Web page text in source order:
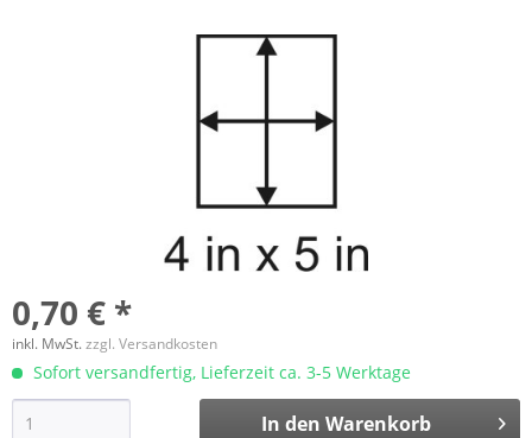
0,70 € *
inkl. MwSt.zzgl. Versandkosten
Sofort versandfertig, Lieferzeit ca. 3-5 Werktage
In den Warenkorb